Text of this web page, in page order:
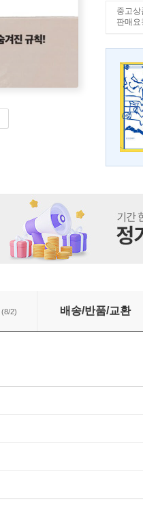
중고상
판매요
(8/2) 배송/반품/교환